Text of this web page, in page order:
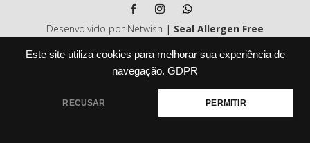
Este site utiliza cookies para melhorar sua experiência de
navegação. GDPR
RECUSAR PERMITIR
Desenvolvido por Netwish | Seal Allergen Free